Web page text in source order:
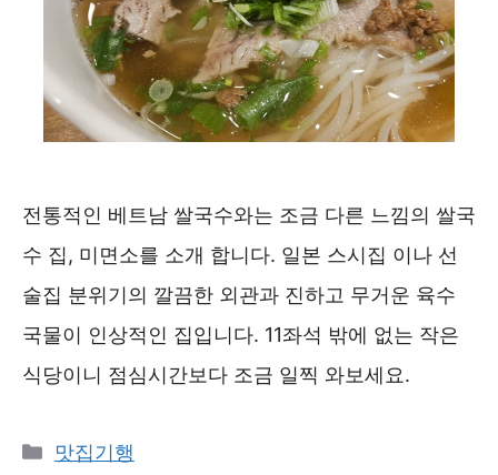
전통적인 베트남 쌀국수와는 조금 다른 느낌의 쌀국
수 집, 미면소를 소개 합니다. 일본 스시집 이나 선
술집 분위기의 깔끔한 외관과 진하고 무거운 육수
국물이 인상적인 집입니다. 11좌석 밖에 없는 작은
식당이니 점심시간보다 조금 일찍 와보세요.
카
맛집기행